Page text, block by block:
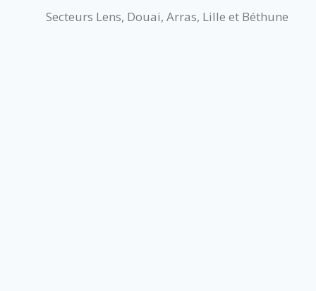
Secteurs Lens, Douai, Arras, Lille et Béthune